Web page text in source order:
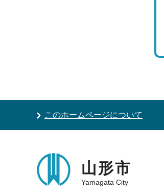
このホームページについて
山形市
Yamagata City